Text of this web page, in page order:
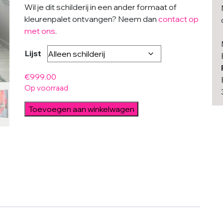
Wil je dit schilderij in een ander formaat of
kleurenpalet ontvangen? Neem dan contact op
met ons.
Lijst
€999.00
Op voorraad
Neon
Striped
Toevoegen aan winkelwagen